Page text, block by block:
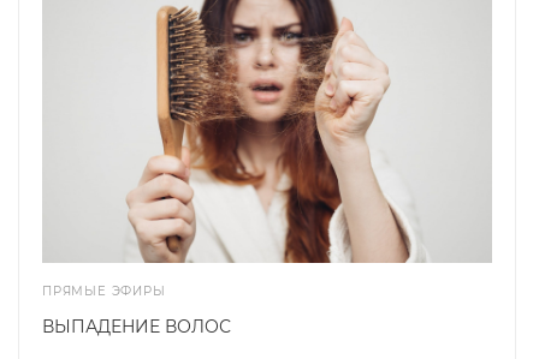
ПРЯМЫЕ ЭФИРЫ
ВЫПАДЕНИЕ ВОЛОС